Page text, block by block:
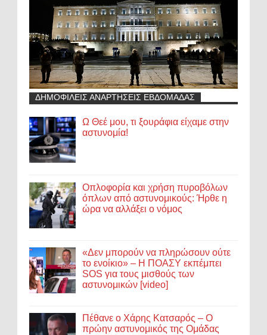
ΔΗΜΟΦΙΛΕΙΣ ΑΝΑΡΤΗΣΕΙΣ ΕΒΔΟΜΑΔΑΣ
Ω Θεέ μου, τι ξουράφια είχαμε στην
αστυνομία!
Οπλοφορία και χρήση πυροβόλων
όπλων από αστυνομικούς: Ήρθε η
ώρα να αλλάξει ο νόμος
«Δεν μπορούν να πληρώσουν ούτε
το ενοίκιο» – Η ΠΟΑΣΥ εκπέμπει
SOS για τους μισθούς των
αστυνομικών [video]
Πέθανε ο Χάρης Κατσαρός – Ο
πρώην αστυνομικός της Ομάδας